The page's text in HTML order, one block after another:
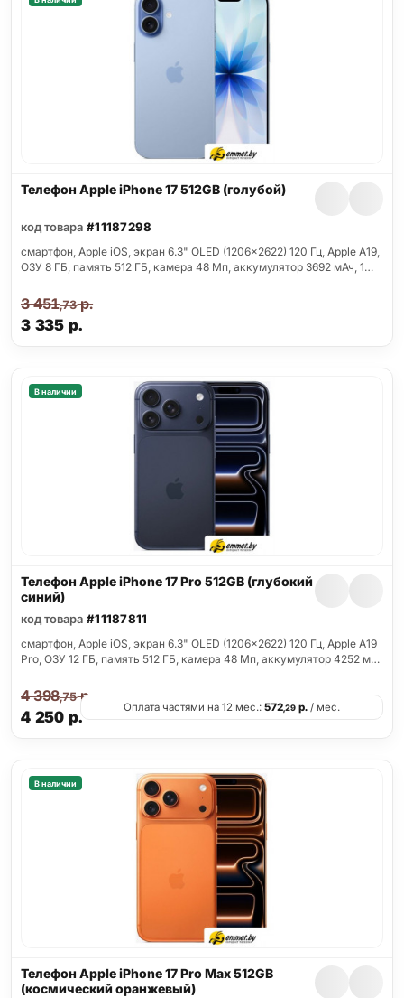
Телефон Apple iPhone 17 512GB (голубой)
код товара #11187298
смартфон, Apple iOS, экран 6.3" OLED (1206x2622) 120 Гц, Apple A19,
ОЗУ 8 ГБ, память 512 ГБ, камера 48 Мп, аккумулятор 3692 мАч, 1…
3 335 р.
3 451,73р.
В наличии
Телефон Apple iPhone 17 Pro 512GB (глубокий
синий)
код товара #11187811
смартфон, Apple iOS, экран 6.3" OLED (1206x2622) 120 Гц, Apple A19
Pro, ОЗУ 12 ГБ, память 512 ГБ, камера 48 Мп, аккумулятор 4252 м…
4 250 р.
4 398,75р.
Оплата частями на 12 мес.: 572,29 р. / мес.
В наличии
Телефон Apple iPhone 17 Pro Max 512GB
(космический оранжевый)